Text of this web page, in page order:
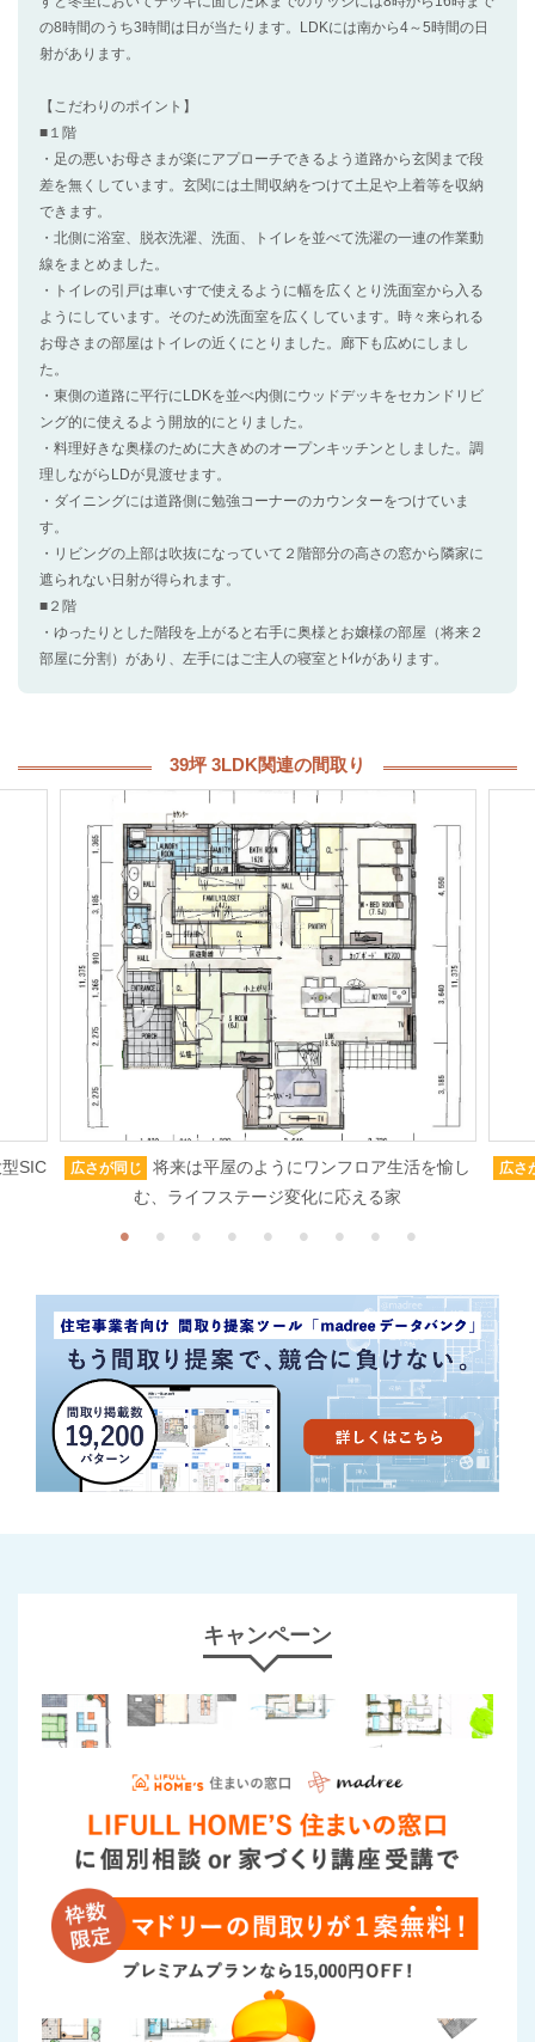
の8時間のうち3時間は日が当たります。LDKには南から4～5時間の日
射があります。
【こだわりのポイント】
■１階
・足の悪いお母さまが楽にアプローチできるよう道路から玄関まで段
差を無くしています。玄関には土間収納をつけて土足や上着等を収納
できます。
・北側に浴室、脱衣洗濯、洗面、トイレを並べて洗濯の一連の作業動
線をまとめました。
・トイレの引戸は車いすで使えるように幅を広くとり洗面室から入る
ようにしています。そのため洗面室を広くしています。時々来られる
お母さまの部屋はトイレの近くにとりました。廊下も広めにしまし
た。
・東側の道路に平行にLDKを並べ内側にウッドデッキをセカンドリビ
ング的に使えるよう開放的にとりました。
・料理好きな奥様のために大きめのオープンキッチンとしました。調
理しながらLDが見渡せます。
・ダイニングには道路側に勉強コーナーのカウンターをつけていま
す。
・リビングの上部は吹抜になっていて２階部分の高さの窓から隣家に
遮られない日射が得られます。
■２階
・ゆったりとした階段を上がると右手に奥様とお嬢様の部屋（将来２
部屋に分割）があり、左手にはご主人の寝室とﾄｲﾚがあります。
39坪 3LDK関連の間取り
SIC 広さが同じ
将来は平屋のようにワンフロア生活を愉し
む、ライフステージ変化に応える家
広さ
キャンペーン